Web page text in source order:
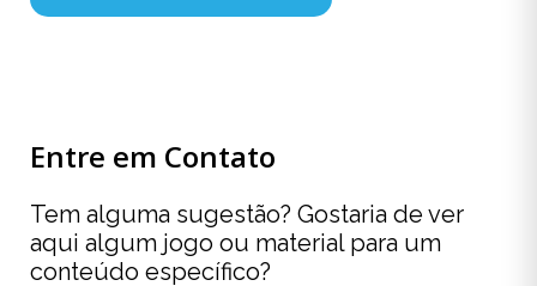
Entre em Contato
Tem alguma sugestão? Gostaria de ver
aqui algum jogo ou material para um
conteúdo específico?